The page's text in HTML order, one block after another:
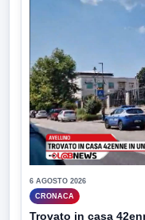
6 AGOSTO 2026
CRONACA
Trovato in casa